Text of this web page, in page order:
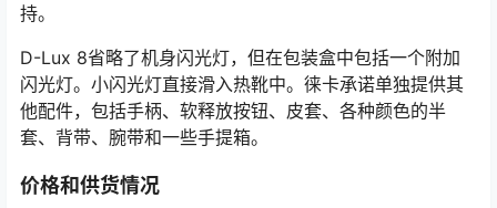
持。
D-Lux 8省略了机身闪光灯，但在包装盒中包括一个附加
闪光灯。小闪光灯直接滑入热靴中。徕卡承诺单独提供其
他配件，包括手柄、软释放按钮、皮套、各种颜色的半
套、背带、腕带和一些手提箱。
价格和供货情况